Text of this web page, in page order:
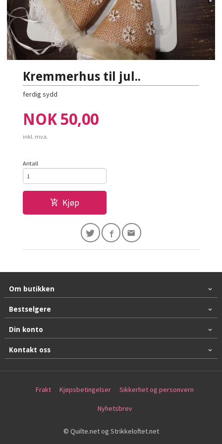
Kremmerhus til jul..
ferdig sydd
Pris
NOK 50,00
inkl. mva.
Antall
Kjøp
Om butikken
Bestselgere
Din konto
Kontakt oss
Frakt Kjøpsbetingelser Sikkerhet og personvern
Nyhetsbrev
© Quilte.net og Strikkeloftet.net